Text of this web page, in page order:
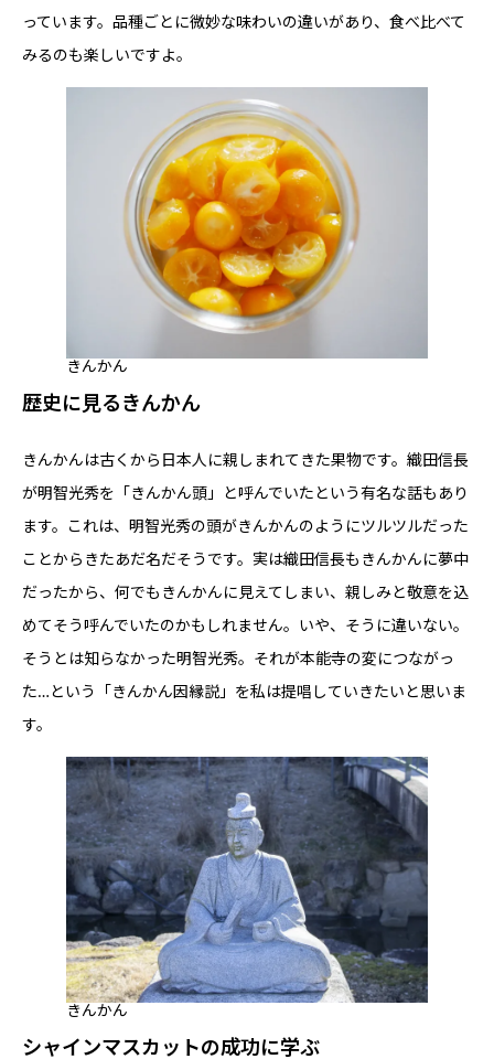
っています。品種ごとに微妙な味わいの違いがあり、食べ比べて
みるのも楽しいですよ。
きんかん
歴史に見るきんかん
きんかんは古くから日本人に親しまれてきた果物です。織田信長
が明智光秀を「きんかん頭」と呼んでいたという有名な話もあり
ます。これは、明智光秀の頭がきんかんのようにツルツルだった
ことからきたあだ名だそうです。実は織田信長もきんかんに夢中
だったから、何でもきんかんに見えてしまい、親しみと敬意を込
めてそう呼んでいたのかもしれません。いや、そうに違いない。
そうとは知らなかった明智光秀。それが本能寺の変につながっ
た…という「きんかん因縁説」を私は提唱していきたいと思いま
す。
きんかん
シャインマスカットの成功に学ぶ